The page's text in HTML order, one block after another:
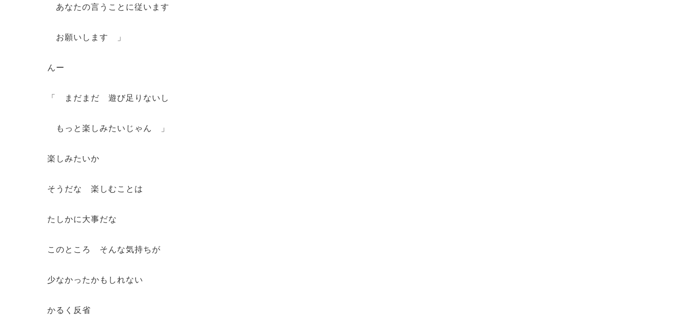
あなたの言うことに従います
お願いします 」
んー
「 まだまだ 遊び足りないし
もっと楽しみたいじゃん 」
楽しみたいか
そうだな 楽しむことは
たしかに大事だな
このところ そんな気持ちが
少なかったかもしれない
かるく反省